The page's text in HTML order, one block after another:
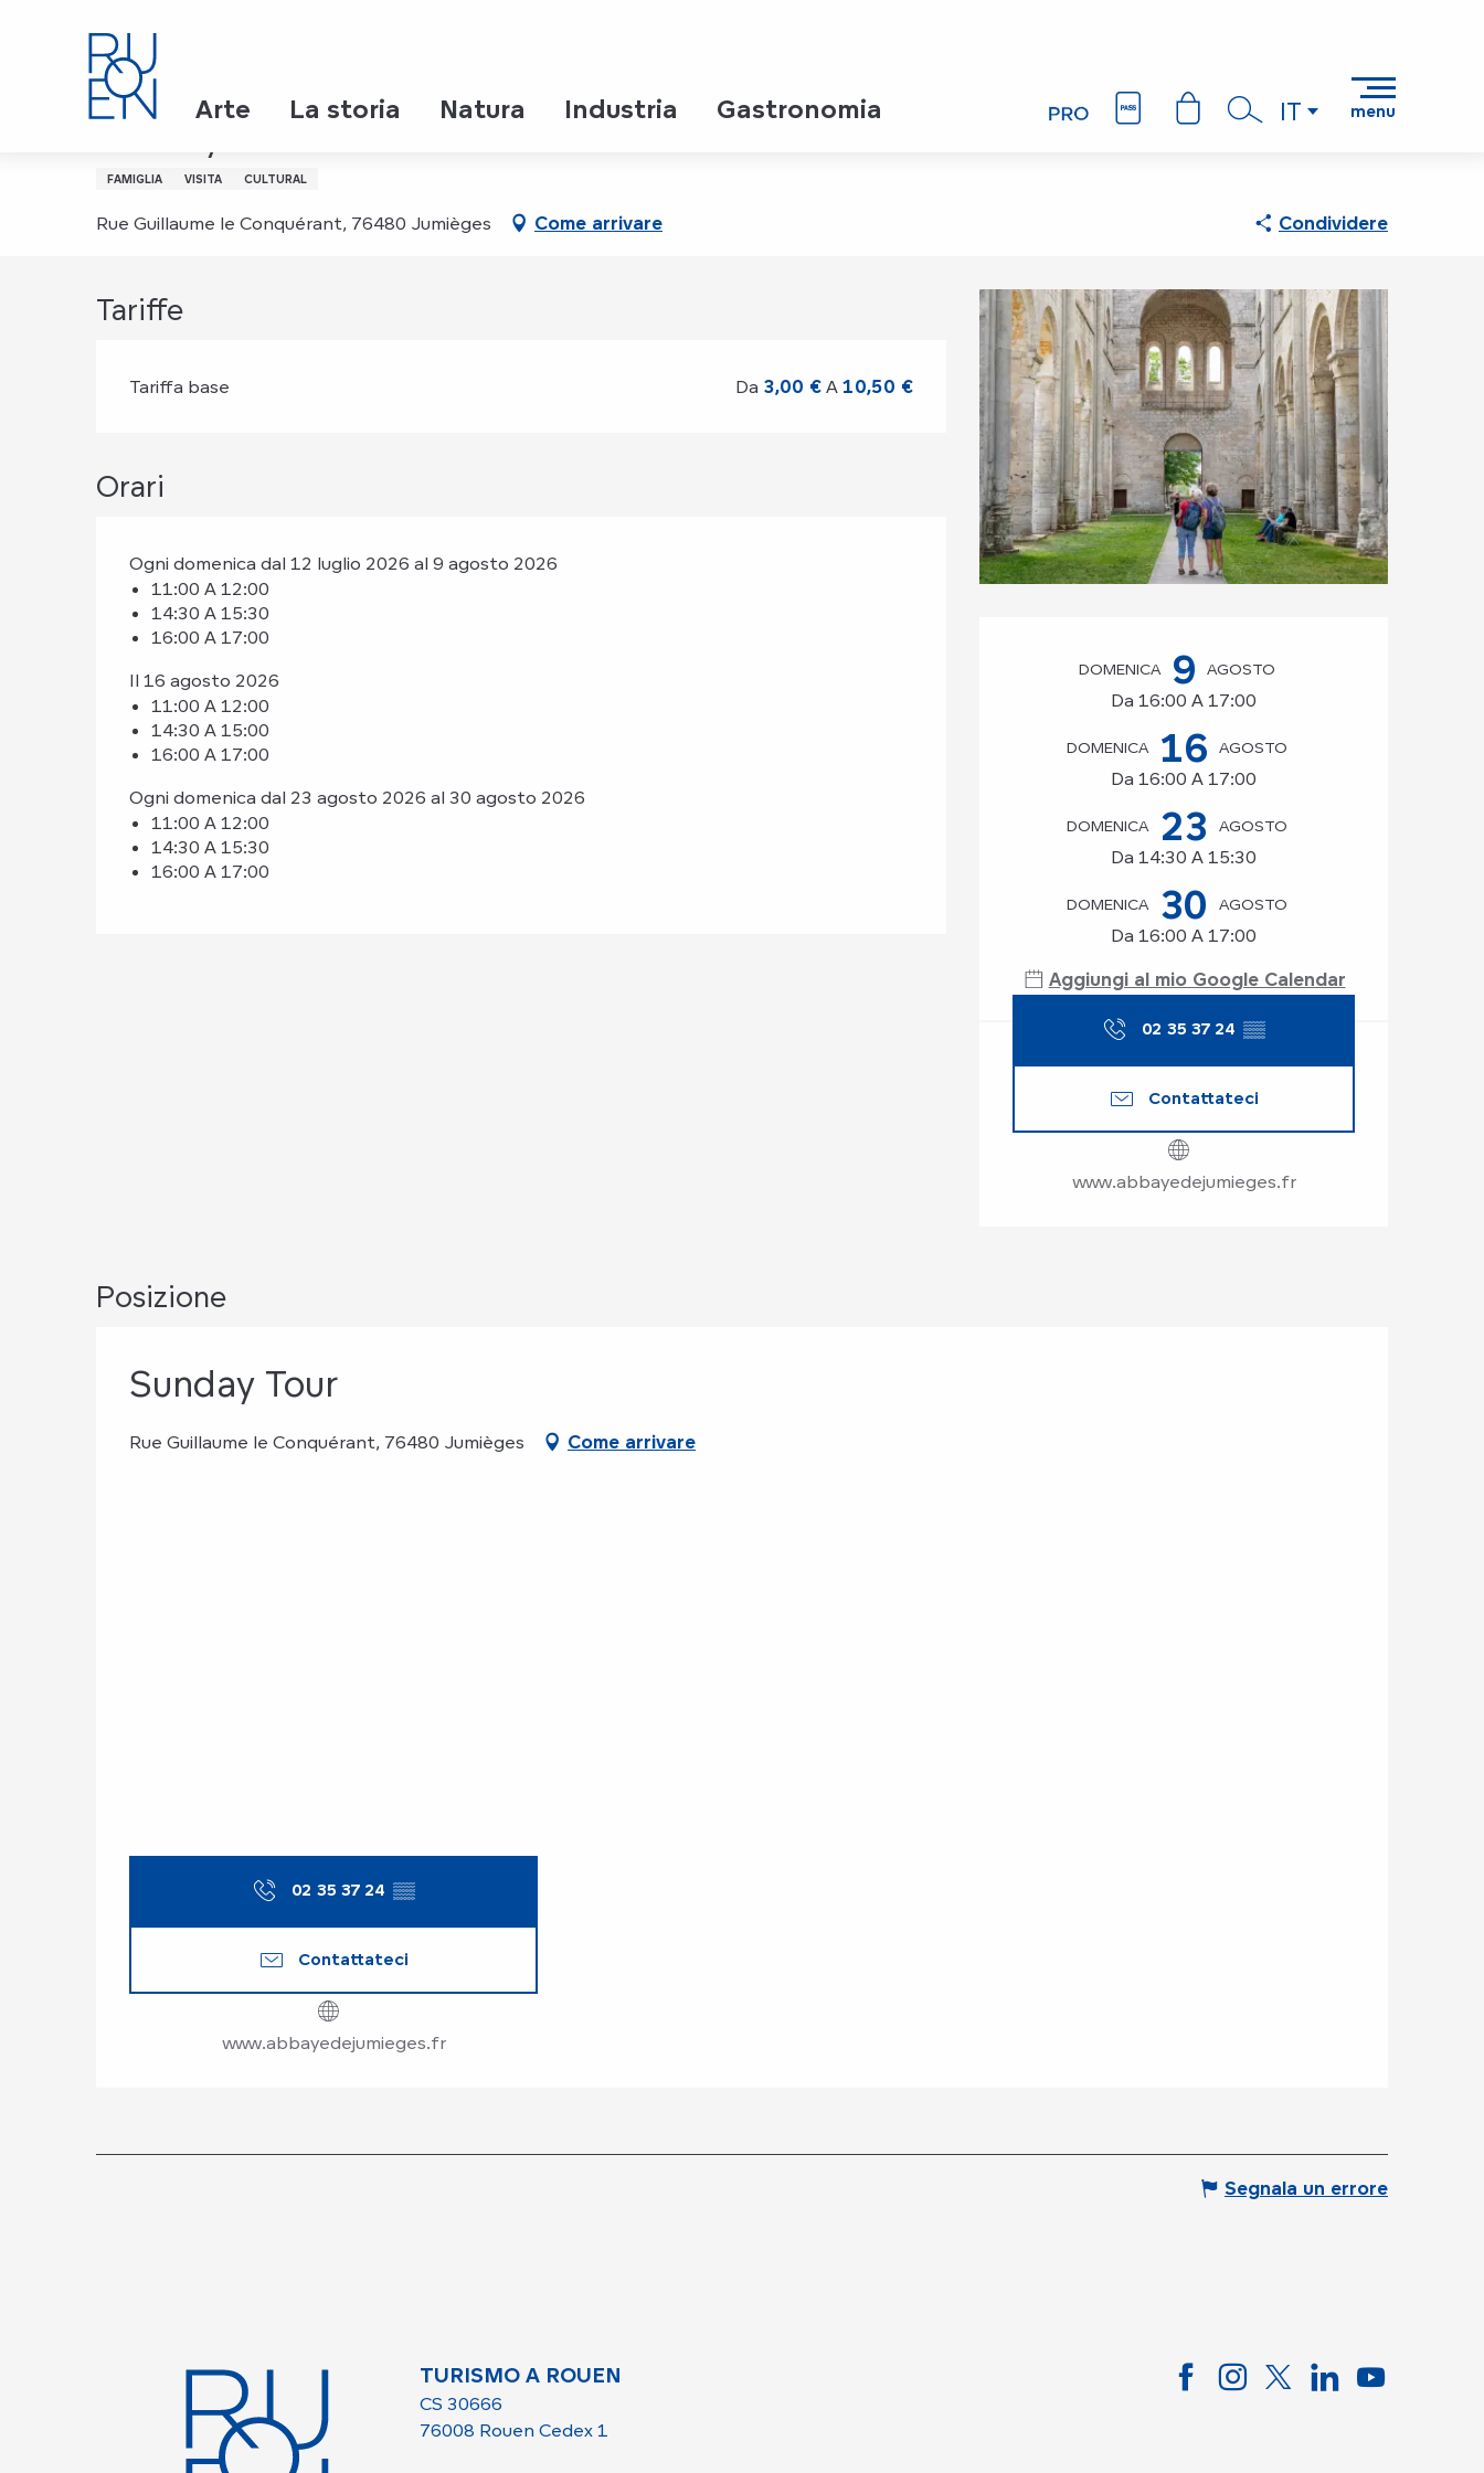
IT menu
Arte La storia Natura Industria Gastronomia
Domenica 9 agosto da 16:00 a 17:00 / Domenica 16 agosto da 16:00 a 17:00 / ...
FAMIGLIA VISITA CULTURAL
Rue Guillaume le Conquérant, 76480 Jumièges Come arrivare Condividere
Orari e contatti
DOMENICA 9 AGOSTO
Da 16:00 A 17:00
DOMENICA 16 AGOSTO
Da 16:00 A 17:00
DOMENICA 23 AGOSTO
Da 14:30 A 15:30
DOMENICA 30 AGOSTO
Da 16:00 A 17:00
Aggiungi al mio Google Calendar
02 35 37 24 ▒▒
Contattateci
www.abbayedejumieges.fr
Tariffe
Tariffa base Da 3,00 € A10,50 €
Orari
Ogni domenica dal 12 luglio 2026 al 9 agosto 2026
11:00 A 12:00
14:30 A 15:30
16:00 A 17:00
Il 16 agosto 2026
11:00 A 12:00
14:30 A 15:00
16:00 A 17:00
Ogni domenica dal 23 agosto 2026 al 30 agosto 2026
11:00 A 12:00
14:30 A 15:30
16:00 A 17:00
Posizione
Sunday Tour
Rue Guillaume le Conquérant, 76480 Jumièges Come arrivare
02 35 37 24 ▒▒
Contattateci
www.abbayedejumieges.fr
Segnala un errore
TURISMO A ROUEN
CS 30666
76008 Rouen Cedex 1